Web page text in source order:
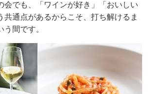
会でも、「ワインが好き」「おいしい
共通点があるからこそ、打ち解けるま
間です。